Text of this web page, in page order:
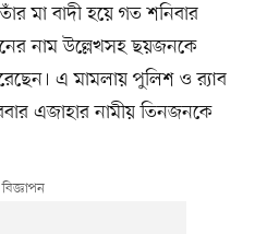
মা বাদী হয়ে গত শনিবার
নাম উল্লেখসহ ছয়জনকে
এ মামলায় পুলিশ ও র‍্যাব
এজাহার নামীয় তিনজনকে